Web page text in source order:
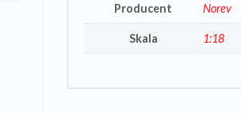
Producent Norev
Skala 1:18